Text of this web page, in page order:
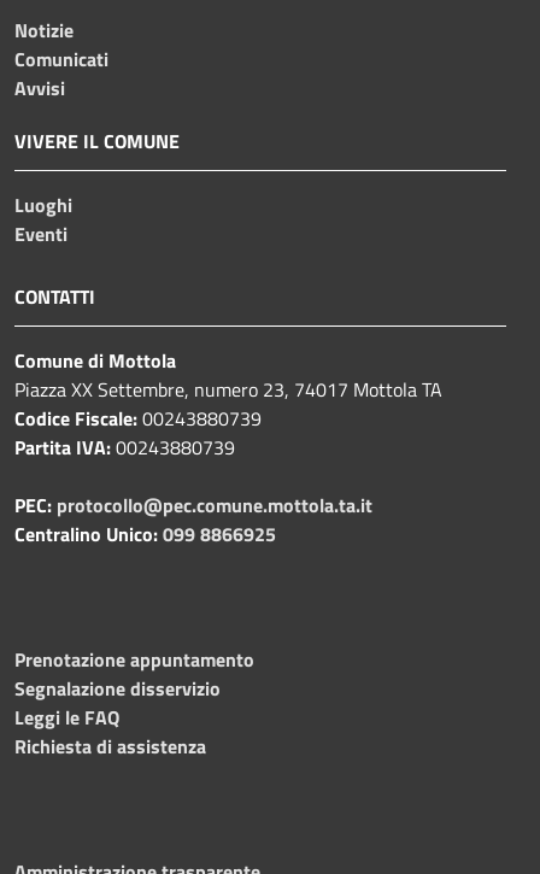
Notizie
Comunicati
Avvisi
VIVERE IL COMUNE
Luoghi
Eventi
CONTATTI
Comune di Mottola
Piazza XX Settembre, numero 23, 74017 Mottola TA
Codice Fiscale:00243880739
Partita IVA:00243880739
PEC: protocollo@pec.comune.mottola.ta.it
Centralino Unico:099 8866925
Prenotazione appuntamento
Segnalazione disservizio
Leggi le FAQ
Richiesta di assistenza